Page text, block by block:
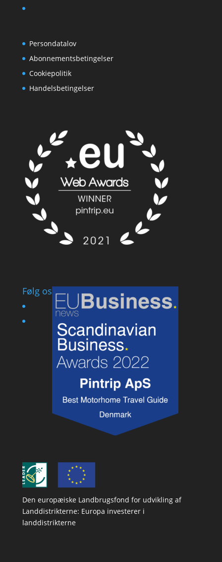
Persondatalov
Abonnementsbetingelser
Cookiepolitik
Handelsbetingelser
Følg os
Den europæiske Landbrugsfond for udvikling af
Landdistrikterne: Europa investerer i
landdistrikterne